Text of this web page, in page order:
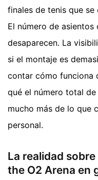
finales de tenis que se
El número de asientos
desaparecen. La
si el montaje es
contar cómo funciona
qué el número total
mucho más de lo que
personal.
La realidad
the O2 Arena en